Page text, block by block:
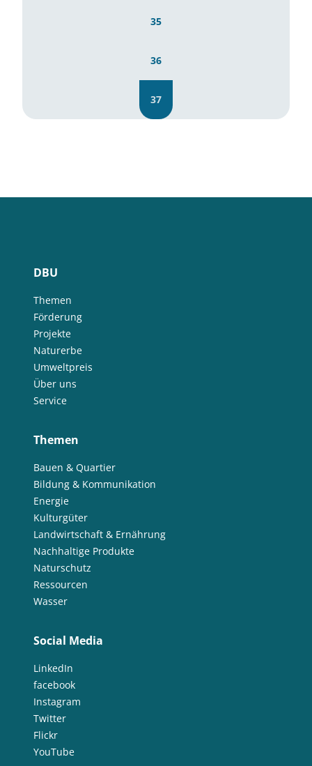
35
36
37
DBU
Themen
Förderung
Projekte
Naturerbe
Umweltpreis
Über uns
Service
Themen
Bauen & Quartier
Bildung & Kommunikation
Energie
Kulturgüter
Landwirtschaft & Ernährung
Nachhaltige Produkte
Naturschutz
Ressourcen
Wasser
Social Media
LinkedIn
facebook
Instagram
Twitter
Flickr
YouTube